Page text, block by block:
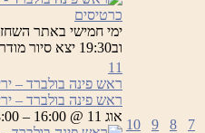
כרטיסים
וב19:30 יצא סיור מודרך באתר השחזור …
7
8
9
10
11
ראש פינה בולברד –
ראש פינה בולברד –
אוג 11 @ 16:00 – 23:00